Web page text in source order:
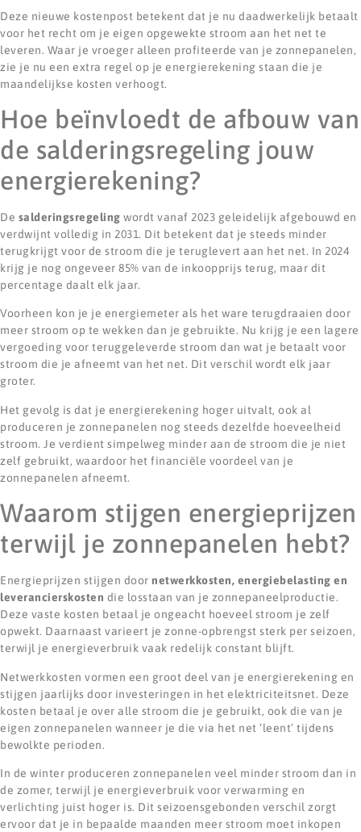
Deze nieuwe kostenpost betekent dat je nu daadwerkelijk betaalt
voor het recht om je eigen opgewekte stroom aan het net te
leveren. Waar je vroeger alleen profiteerde van je zonnepanelen,
zie je nu een extra regel op je energierekening staan die je
maandelijkse kosten verhoogt.
Hoe beïnvloedt de afbouw van
de salderingsregeling jouw
energierekening?
De salderingsregeling wordt vanaf 2023 geleidelijk afgebouwd en
verdwijnt volledig in 2031. Dit betekent dat je steeds minder
terugkrijgt voor de stroom die je teruglevert aan het net. In 2024
krijg je nog ongeveer 85% van de inkoopprijs terug, maar dit
percentage daalt elk jaar.
Voorheen kon je je energiemeter als het ware terugdraaien door
meer stroom op te wekken dan je gebruikte. Nu krijg je een lagere
vergoeding voor teruggeleverde stroom dan wat je betaalt voor
stroom die je afneemt van het net. Dit verschil wordt elk jaar
groter.
Het gevolg is dat je energierekening hoger uitvalt, ook al
produceren je zonnepanelen nog steeds dezelfde hoeveelheid
stroom. Je verdient simpelweg minder aan de stroom die je niet
zelf gebruikt, waardoor het financiële voordeel van je
zonnepanelen afneemt.
Waarom stijgen energieprijzen
terwijl je zonnepanelen hebt?
Energieprijzen stijgen door netwerkkosten, energiebelasting en
leverancierskosten die losstaan van je zonnepaneelproductie.
Deze vaste kosten betaal je ongeacht hoeveel stroom je zelf
opwekt. Daarnaast varieert je zonne-opbrengst sterk per seizoen,
terwijl je energieverbruik vaak redelijk constant blijft.
Netwerkkosten vormen een groot deel van je energierekening en
stijgen jaarlijks door investeringen in het elektriciteitsnet. Deze
kosten betaal je over alle stroom die je gebruikt, ook die van je
eigen zonnepanelen wanneer je die via het net ‘leent’ tijdens
bewolkte perioden.
In de winter produceren zonnepanelen veel minder stroom dan in
de zomer, terwijl je energieverbruik voor verwarming en
verlichting juist hoger is. Dit seizoensgebonden verschil zorgt
ervoor dat je in bepaalde maanden meer stroom moet inkopen